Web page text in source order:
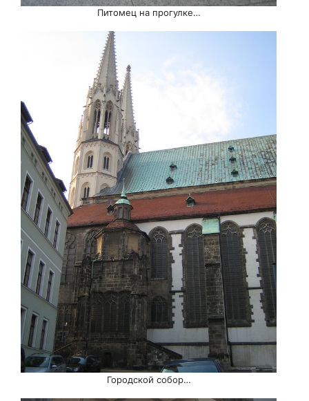
Питомец на прогулке…
Городской собор…